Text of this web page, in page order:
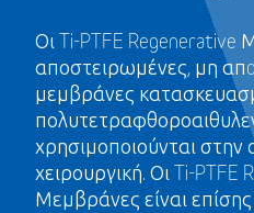
Οι Ti-PTFE Regenerative
αποστειρωμένες, μη
μεμβράνες
χρησιμοποιούνται στην
χειρουργική. Οι Ti-PTFE
Μεμβράνες είναι